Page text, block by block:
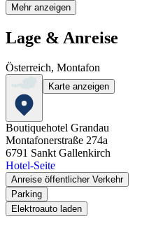
Mehr anzeigen
Lage & Anreise
Österreich, Montafon
Karte anzeigen
Boutiquehotel Grandau
Montafonerstraße 274a
6791 Sankt Gallenkirch
Hotel-Seite
Anreise öffentlicher Verkehr
Parking
Elektroauto laden